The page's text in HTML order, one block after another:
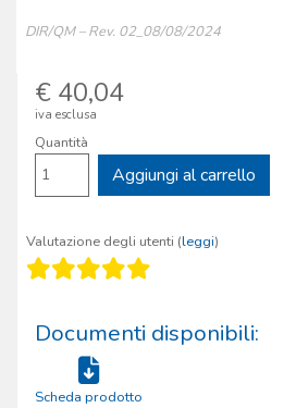
DIR/QM – Rev. 02_08/08/2024
€ 40,04
iva esclusa
Quantità
Aggiungi al carrello
Valutazione degli utenti (leggi)
Documenti disponibili:
Scheda prodotto